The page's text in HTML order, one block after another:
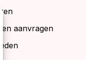
aanvragen